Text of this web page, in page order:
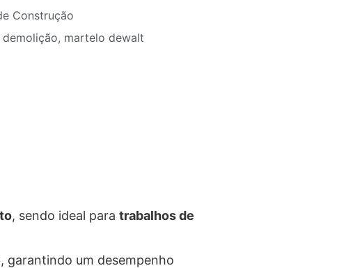
Construção
, martelo dewalt
, sendo ideal para trabalhos de
, garantindo um desempenho